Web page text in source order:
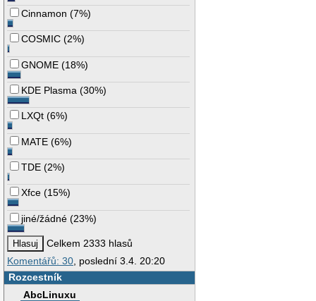
Cinnamon (7%)
COSMIC (2%)
GNOME (18%)
KDE Plasma (30%)
LXQt (6%)
MATE (6%)
TDE (2%)
Xfce (15%)
jiné/žádné (23%)
Celkem 2333 hlasů
Komentářů: 30, poslední 3.4. 20:20
Rozcestník
AbcLinuxu